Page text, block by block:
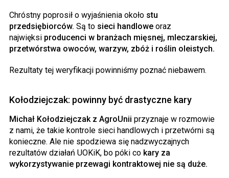
Chróstny poprosił o wyjaśnienia około stu
przedsiębiorców. Są to sieci handlowe oraz
najwięksi producenci w branżach mięsnej, mleczarskiej,
przetwórstwa owoców, warzyw, zbóż i roślin oleistych.
Rezultaty tej weryfikacji powinniśmy poznać niebawem.
Kołodziejczak: powinny być drastyczne kary
Michał Kołodziejczak z AgroUnii przyznaje w rozmowie
z nami, że takie kontrole sieci handlowych i przetwórni są
konieczne. Ale nie spodziewa się nadzwyczajnych
rezultatów działań UOKiK, bo póki co kary za
wykorzystywanie przewagi kontraktowej nie są duże.